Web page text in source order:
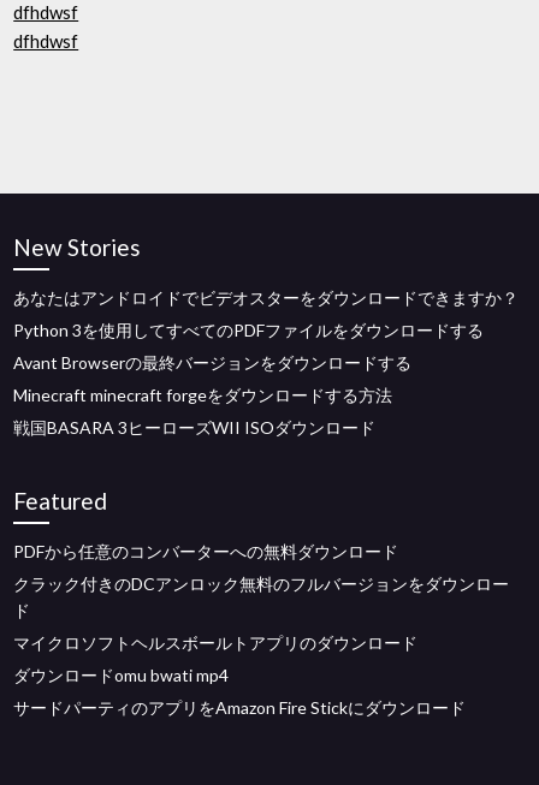
dfhdwsf
dfhdwsf
New Stories
あなたはアンドロイドでビデオスターをダウンロードできますか？
Python 3を使用してすべてのPDFファイルをダウンロードする
Avant Browserの最終バージョンをダウンロードする
Minecraft minecraft forgeをダウンロードする方法
戦国BASARA 3ヒーローズWII ISOダウンロード
Featured
PDFから任意のコンバーターへの無料ダウンロード
クラック付きのDCアンロック無料のフルバージョンをダウンロー
ド
マイクロソフトヘルスボールトアプリのダウンロード
ダウンロードomu bwati mp4
サードパーティのアプリをAmazon Fire Stickにダウンロード